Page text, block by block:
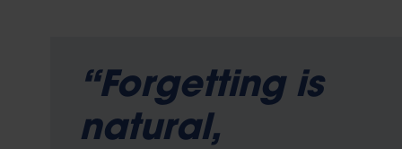
“Forgetting is
natural,